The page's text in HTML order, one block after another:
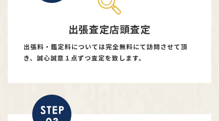
出張査定店頭査定
出張料・鑑定料については完全無料にて訪問させて頂
き、誠心誠意１点ずつ査定を致します。